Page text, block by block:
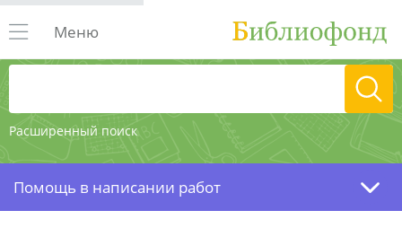
Расширенный поиск
Меню
Помощь в написании работ